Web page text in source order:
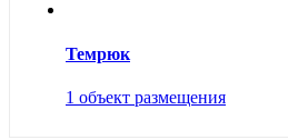
Темрюк
1 объект размещения